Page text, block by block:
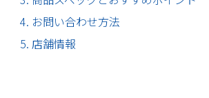
4. お問い合わせ方法
5. 店舗情報